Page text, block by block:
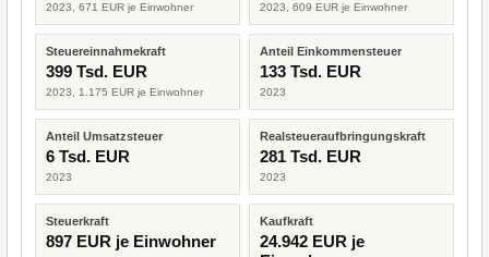
2023, 671 EUR je Einwohner 2023, 609 EUR je Einwohner
Steuereinnahmekraft
399 Tsd. EUR
2023, 1.175 EUR je Einwohner
Anteil Einkommensteuer
133 Tsd. EUR
2023
Anteil Umsatzsteuer
6 Tsd. EUR
2023
Realsteueraufbringungskraft
281 Tsd. EUR
2023
Steuerkraft
897 EUR je Einwohner
Kaufkraft
24.942 EUR je